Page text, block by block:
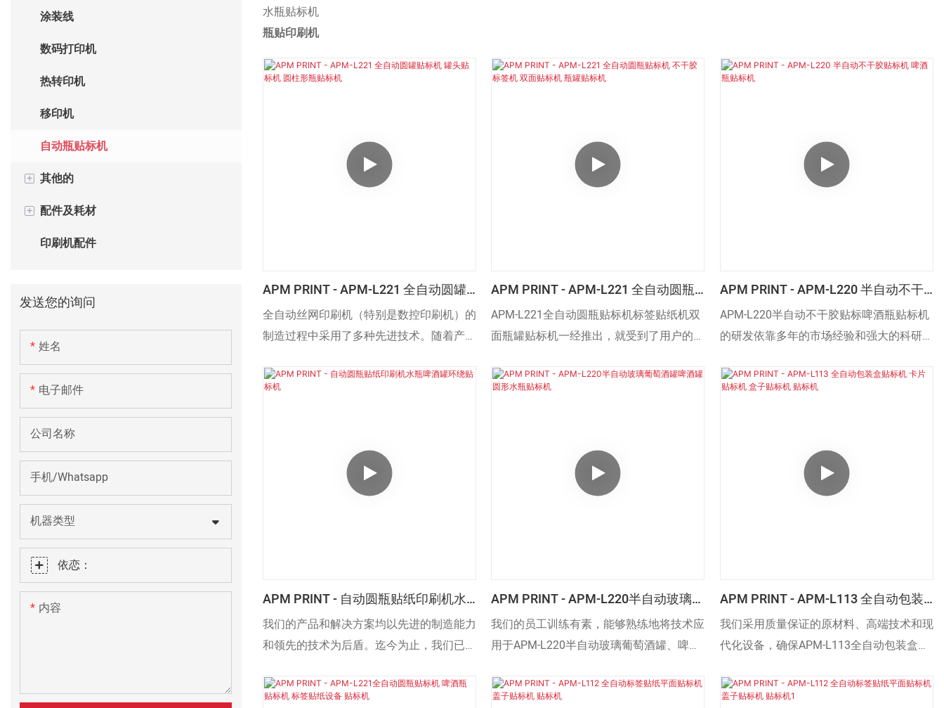
涂装线
数码打印机
热转印机
移印机
自动瓶贴标机
+ 其他的
制杯机
包装机
+ 配件及耗材
印刷机耗材
印刷机配件
发送您的询问
姓名
电子邮件
公司名称
手机/Whatsapp
机器类型
依恋：
内容
水瓶贴标机
瓶贴印刷机
APM PRINT - APM-L221 全自动圆罐
贴标机 罐头贴标机 圆柱形瓶贴标机
全自动丝网印刷机（特别是数控印刷机）的
制造过程中采用了多种先进技术。随着产品
前，它已被证明可以在贴标机领域得到应
APM PRINT - APM-L221 全自动圆瓶
贴标机 不干胶标签机 双面贴标机 瓶罐
贴标机
APM-L221全自动圆瓶贴标机标签贴纸机双
面瓶罐贴标机一经推出，就受到了用户的一
痛点。
APM PRINT - APM-L220 半自动不干
胶贴标机 啤酒瓶贴标机
APM-L220半自动不干胶贴标啤酒瓶贴标机
的研发依靠多年的市场经验和强大的科研技
提供量身定制的解决方案。
APM PRINT - 自动圆瓶贴纸印刷机水
瓶啤酒罐环绕贴标机
我们的产品和解决方案均以先进的制造能力
和领先的技术为后盾。迄今为止，我们已能
环绕式贴标机）。其应用范围包括贴标机。
APM PRINT - APM-L220半自动玻璃葡
萄酒罐啤酒罐圆形水瓶贴标机
我们的员工训练有素，能够熟练地将技术应
用于APM-L220半自动玻璃葡萄酒罐、啤酒
明，该产品可广泛应用于贴标机的各个应用
APM PRINT - APM-L113 全自动包装
盒贴标机 卡片贴标机 盒子贴标机 贴标
机
我们采用质量保证的原材料、高端技术和现
代化设备，确保APM-L113全自动包装盒贴
它拥有众多卓越功能。此外，全自动丝网印